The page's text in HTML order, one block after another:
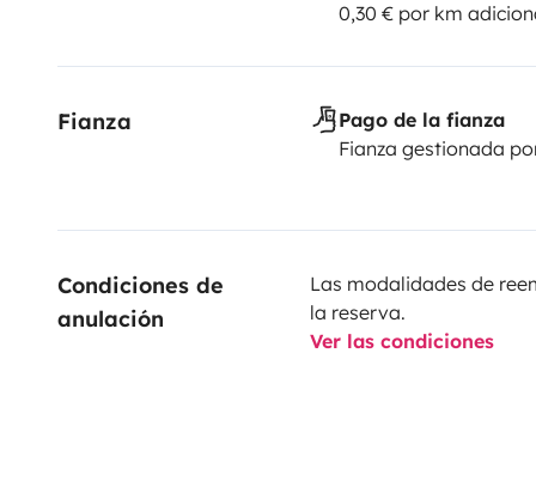
0,30 € por km
Fianza
Pago de la fianza
Fianza gestionada
Condiciones de
anulación
Las modalidades de
la reserva.
Ver las condiciones